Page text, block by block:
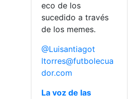
eco de los
sucedido a través
de los memes.
@Luisantiagot
ltorres@futbolecua
dor.com
La voz de las